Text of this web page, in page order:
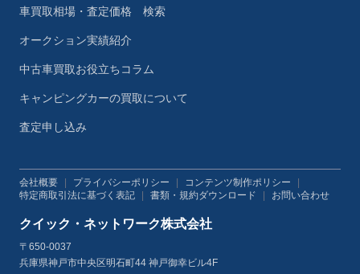
車買取相場・査定価格 検索
オークション実績紹介
中古車買取お役立ちコラム
キャンピングカーの買取について
査定申し込み
会社概要 プライバシーポリシー コンテンツ制作ポリシー
特定商取引法に基づく表記
書類・規約ダウンロード お問い合わせ
クイック・ネットワーク株式会社
〒650-0037
兵庫県神戸市中央区明石町44 神戸御幸ビル4F